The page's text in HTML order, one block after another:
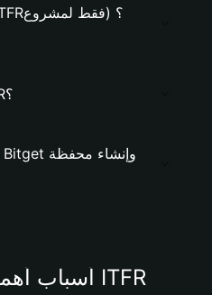
ما هي أفضل محفظة ITFR؟
أسباب أهمية استخدام محفظة ITFR